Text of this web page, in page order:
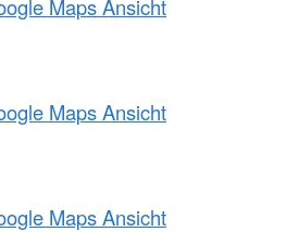
Maps Ansicht
Maps Ansicht
Maps Ansicht